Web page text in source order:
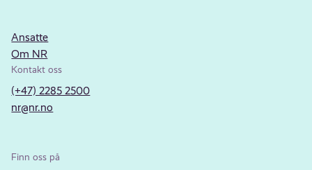
Ansatte
Om NR
Kontakt oss
(+47) 2285 2500
nr@nr.no
Finn oss på